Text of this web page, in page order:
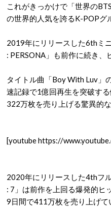
これがきっかけで「世界の
の世界的人気を誇るK-POPグ
2019年にリリースした6thミ
: PERSONA」も前作に続き、
タイトル曲「Boy With Luv」
速記録で1億回再生を突破す
322万枚を売り上げる驚異的
[youtube https://
2020年にリリースした4thフ
: 7」は前作を上回る爆発的ヒ
9日間で411万枚を売り上げて